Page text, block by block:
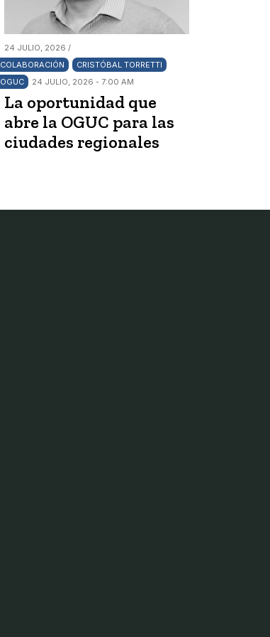
24 JULIO, 2026 /
COLABORACIÓN
CRISTÓBAL TORRETTI
OGUC
24 JULIO, 2026 - 7:00 AM
La oportunidad que
abre la OGUC para las
ciudades regionales